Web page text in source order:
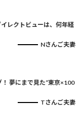
レクトビューは、何年経
Nさんご夫妻
夢にまで見た“東京×100
Tさんご夫妻